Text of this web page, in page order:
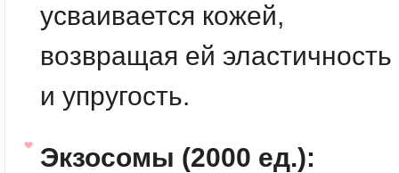
усваивается кожей,
возвращая ей эластичность
и упругость.
Экзосомы (2000 ед.):